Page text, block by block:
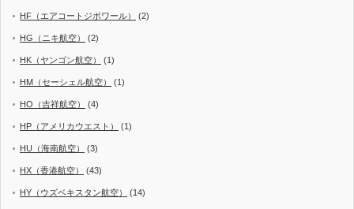
HF（エアコートジボワール） (2)
HG（ニキ航空） (2)
HK（ヤンゴン航空） (1)
HM（セーシェル航空） (1)
HO（吉祥航空） (4)
HP（アメリカウエスト） (1)
HU（海南航空） (3)
HX（香港航空） (43)
HY（ウズベキスタン航空） (14)